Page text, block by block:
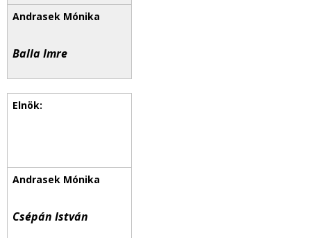
Balla Imre
Csépán István